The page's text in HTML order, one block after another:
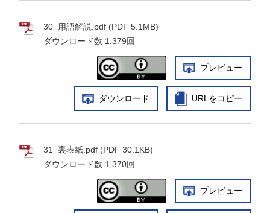
30_用語解説.pdf (PDF 5.1MB)
ダウンロード数 1,379回
プレビュー
ダウンロード URLをコピー
31_裏表紙.pdf (PDF 30.1KB)
ダウンロード数 1,370回
プレビュー